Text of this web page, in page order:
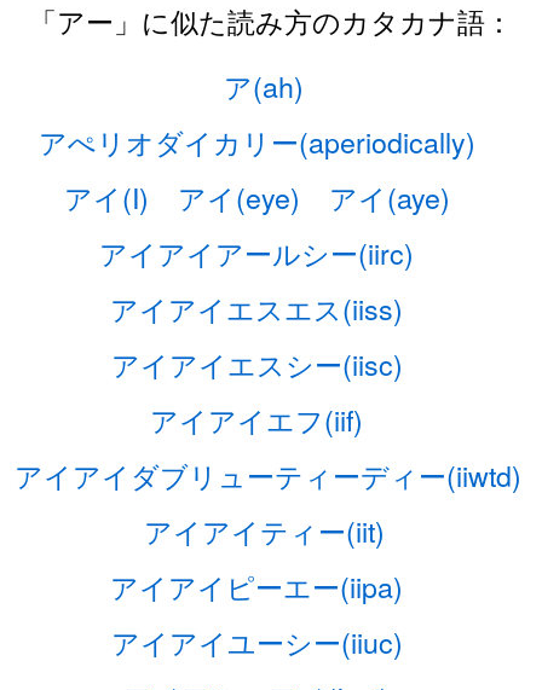
「アー」に似た読み方のカタカナ語：
ア(ah)
アぺリオダイカリー(aperiodically)
アイ(I)
アイ(eye)
アイ(aye)
アイアイアールシー(iirc)
アイアイエスエス(iiss)
アイアイエスシー(iisc)
アイアイエフ(iif)
アイアイダブリューティーディー(iiwtd)
アイアイティー(iit)
アイアイピーエー(iipa)
アイアイユーシー(iiuc)